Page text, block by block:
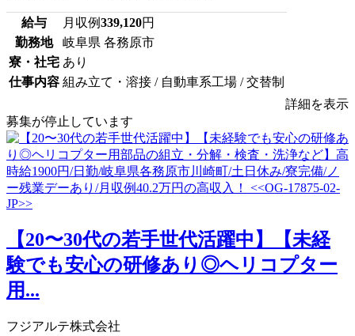
給与 月収例339,120円
勤務地
岐阜県 各務原市
寮・社宅 あり
仕事内容 組み立て・溶接 / 自動車系工場 / 交替制
詳細を表示
募集が停止しています
【20〜30代の若手世代活躍中】【未経
験でも安心の研修あり◎ヘリコプター
用...
フジアルテ株式会社